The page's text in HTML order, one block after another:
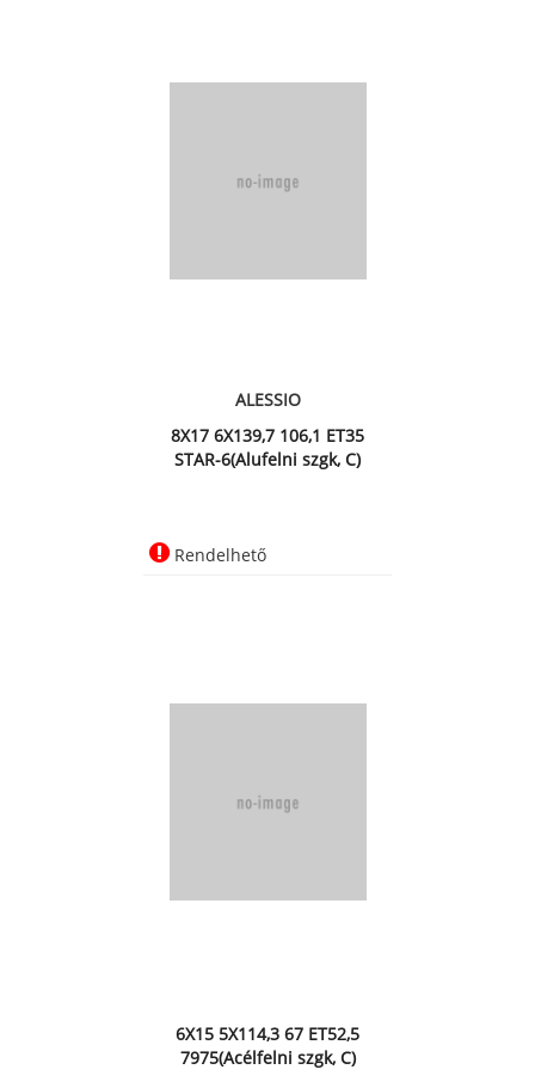
ALESSIO
8X17 6X139,7 106,1 ET35
STAR-6(Alufelni szgk, C)
Rendelhető
6X15 5X114,3 67 ET52,5
7975(Acélfelni szgk, C)